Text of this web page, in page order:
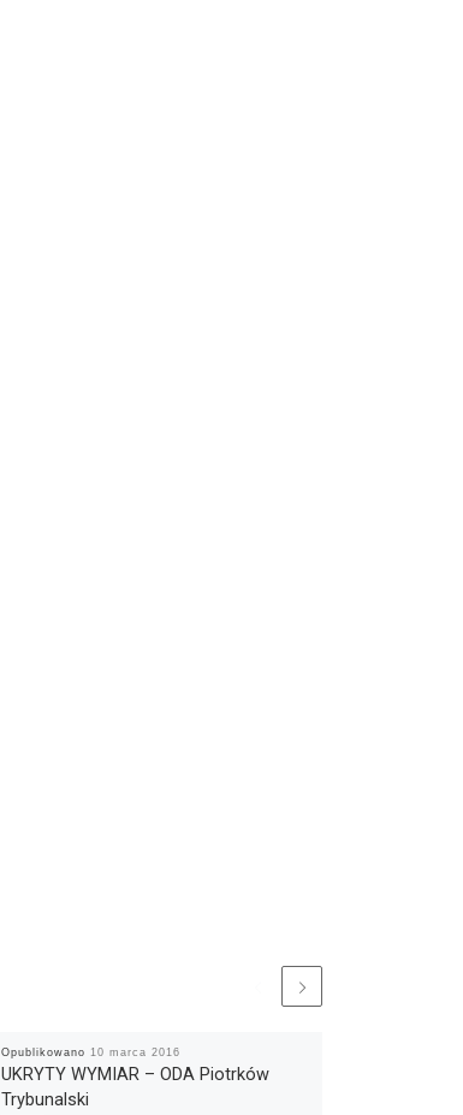
Opublikowano 10 marca 2016
UKRYTY WYMIAR – ODA Piotrków
Trybunalski